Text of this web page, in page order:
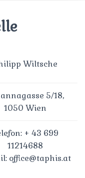
Wiltsche
5/18,
1050 Wien
+ 43 699
11214688
office@taphis.at